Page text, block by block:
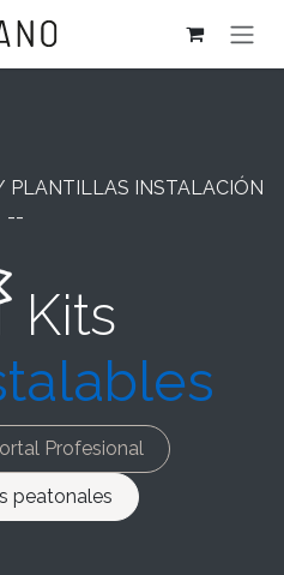
INSTALACIÓN
--
Kits
Profesional
peatonales